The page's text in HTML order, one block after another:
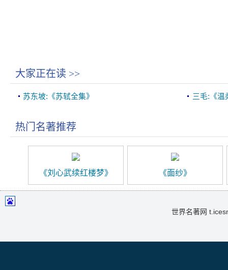
大家正在读 >>
苏东坡:《苏轼全集》 三毛:《温
热门名著推荐
《刘心武续红楼梦》 《面纱》
世界名著网